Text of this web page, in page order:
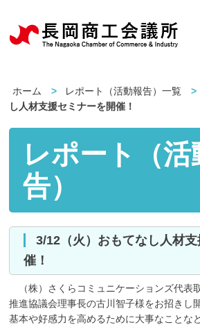
ホーム レポート（活動報告）一覧
し人材支援セミナーを開催！
レポート（活
告）
3/12（火）おもてなし人材支援セミナーを開
催！
（株）さくらコミュニケーションズ代表
推進協議会理事長の古川智子様をお招きし
基本や好感力を高めるために大事なことな